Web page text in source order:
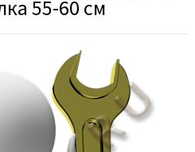
55-60 см